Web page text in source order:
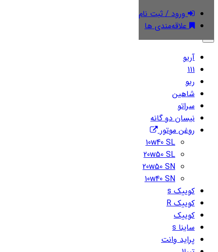
دسته‌بندی‌ها
آریو
111
ریو
شاهین
سراتو
نیسان دو گانه
روغن موتور
10w40 SL
20w50 SL
20w50 SN
10w40 SN
کوییک s
کوییک R
کوییک
ساینا s
پراید وانت
ورود / ثبت نام
علاقه‌مندی ها